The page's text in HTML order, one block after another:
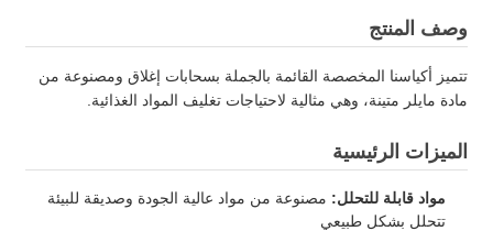
وصف المنتج
تتميز أكياسنا المخصصة القائمة بالجملة بسحابات إغلاق ومصنوعة من
مادة مايلر متينة، وهي مثالية لاحتياجات تغليف المواد الغذائية.
الميزات الرئيسية
مواد قابلة للتحلل: مصنوعة من مواد عالية الجودة وصديقة للبيئة
تتحلل بشكل طبيعي